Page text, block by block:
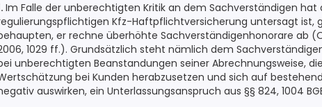
Im Falle der unberechtigten Kritik an dem Sachverständigen hat
Kfz-Haftpflichtversicherung untersagt ist,
er rechne überhöhte Sachverständigenhonorare ab
1029 ff.). Grundsätzlich steht nämlich dem
unberechtigten Beanstandungen seiner Abrechnungsweise,
bei Kunden herabzusetzen und sich auf
auswirken, ein Unterlassungsanspruch aus §§ 824, 1004